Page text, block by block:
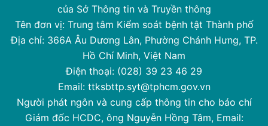
của Sở Thông tin và Truyền thông
Tên đơn vị: Trung tâm Kiểm soát bệnh tật Thành phố
Địa chỉ: 366A Âu Dương Lân, Phường Chánh Hưng, TP.
Hồ Chí Minh, Việt Nam
Điện thoại: (028) 39 23 46 29
Email: ttksbttp.syt@tphcm.gov.vn
Người phát ngôn và cung cấp thông tin cho báo chí
Giám đốc HCDC, ông Nguyễn Hồng Tâm, Email: